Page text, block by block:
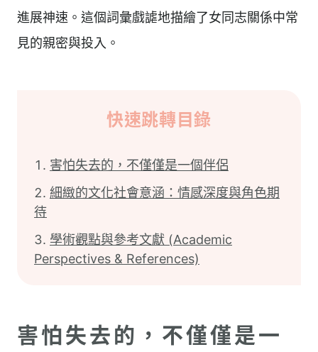
進展神速。這個詞彙戲謔地描繪了女同志關係中常
見的親密與投入。
快速跳轉目錄
害怕失去的，不僅僅是一個伴侶
細緻的文化社會意涵：情感深度與角色期
待
學術觀點與參考文獻 (Academic
Perspectives & References)
害怕失去的，不僅僅是一